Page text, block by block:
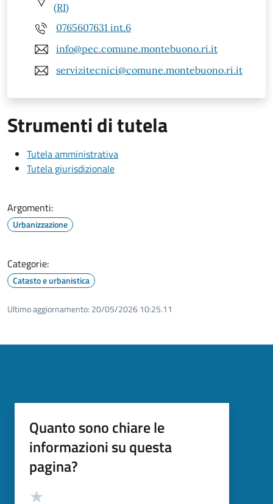
(RI)
0765607631 int.6
info@pec.comune.montebuono.ri.it
servizitecnici@comune.montebuono.ri.it
Strumenti di tutela
Tutela amministrativa
Tutela giurisdizionale
Argomenti:
Urbanizzazione
Categorie:
Catasto e urbanistica
Ultimo aggiornamento: 20/05/2026 10:25.11
Quanto sono chiare le
informazioni su questa
pagina?
Valutazione